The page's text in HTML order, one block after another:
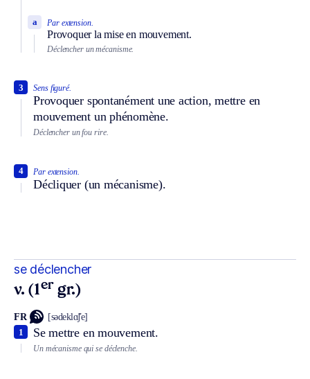
Par extension.
Provoquer la mise en mouvement.
a
Déclencher un mécanisme.
Sens figuré.
Provoquer spontanément une action, mettre en
mouvement un phénomène.
3
Déclencher un fou rire.
Par extension.
Décliquer (un mécanisme).
4
se déclencher
v. (1er gr.)
FR [sədeklɑ̃ʃe]
Se mettre en mouvement.
1
Un mécanisme qui se déclenche.